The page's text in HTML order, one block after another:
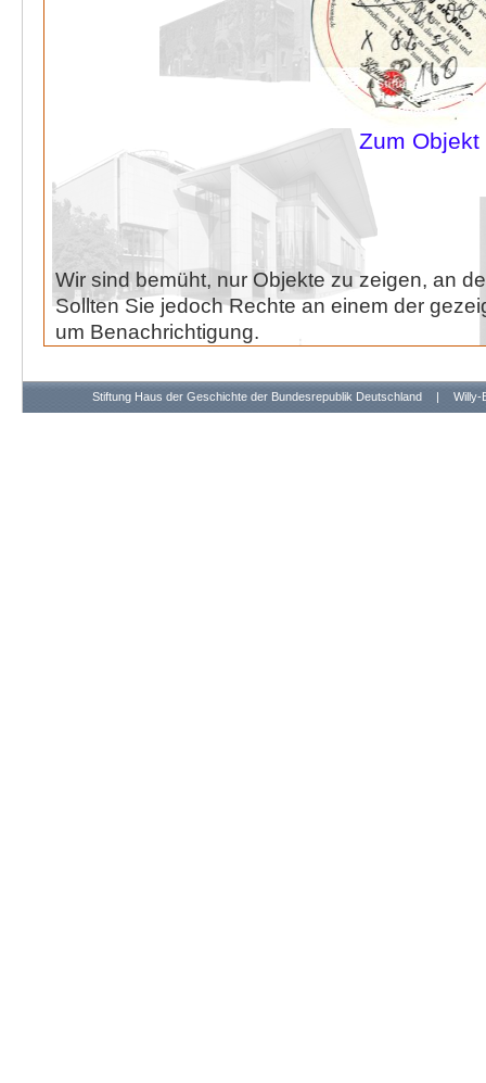
Zum Objekt
Wir sind bemüht, nur Objekte zu zeigen, an
Sollten Sie jedoch Rechte an einem der
um Benachrichtigung.
Stiftung Haus der Geschichte der Bundesrepublik Deutschland | Willy-